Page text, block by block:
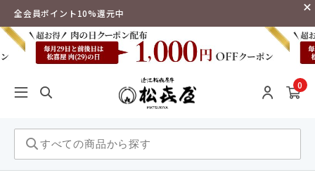
全会員ポイント10%還元中
0